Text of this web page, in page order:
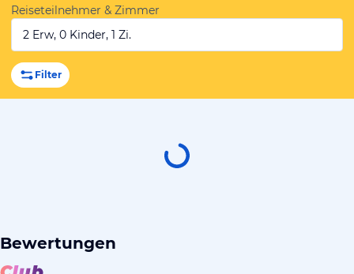
Reiseteilnehmer & Zimmer
2 Erw, 0 Kinder, 1 Zi.
Filter
Bewertungen